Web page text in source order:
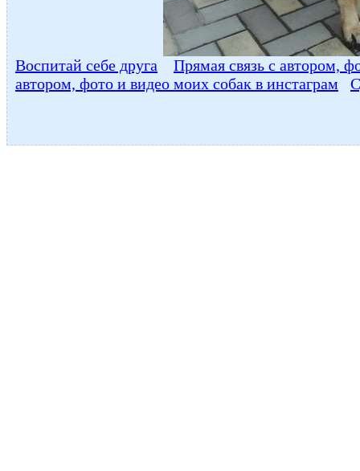
Воспитай себе друга
Прямая связь с автором,
автором, фото и видео моих собак в инстаграм